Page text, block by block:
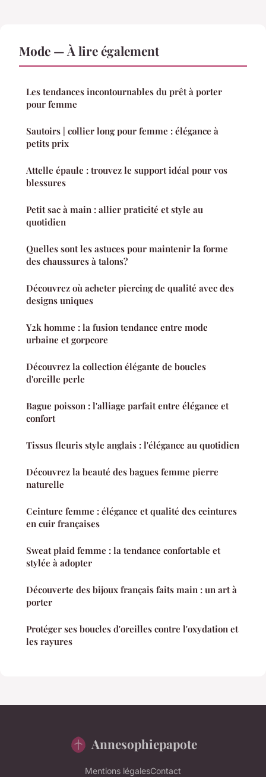
Mode — À lire également
Les tendances incontournables du prêt à porter
pour femme
Sautoirs | collier long pour femme : élégance à
petits prix
Attelle épaule : trouvez le support idéal pour vos
blessures
Petit sac à main : allier praticité et style au
quotidien
Quelles sont les astuces pour maintenir la forme
des chaussures à talons?
Découvrez où acheter piercing de qualité avec des
designs uniques
Y2k homme : la fusion tendance entre mode
urbaine et gorpcore
Découvrez la collection élégante de boucles
d'oreille perle
Bague poisson : l'alliage parfait entre élégance et
confort
Tissus fleuris style anglais : l'élégance au quotidien
Découvrez la beauté des bagues femme pierre
naturelle
Ceinture femme : élégance et qualité des ceintures
en cuir françaises
Sweat plaid femme : la tendance confortable et
stylée à adopter
Découverte des bijoux français faits main : un art à
porter
Protéger ses boucles d'oreilles contre l'oxydation et
les rayures
Annesophiepapote
Mentions légalesContact